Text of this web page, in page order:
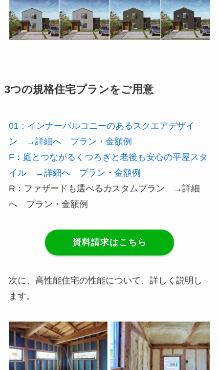
3つの規格住宅プランをご用意
01：インナーバルコニーのあるスクエアデザイ
ン →詳細へ プラン・金額例
F：庭とつながるくつろぎと老後も安心の平屋スタ
イル →詳細へ プラン・金額例
R：ファザードも選べるカスタムプラン →詳細
へ プラン・金額例
資料請求はこちら
次に、高性能住宅の性能について、詳しく説明し
ます。